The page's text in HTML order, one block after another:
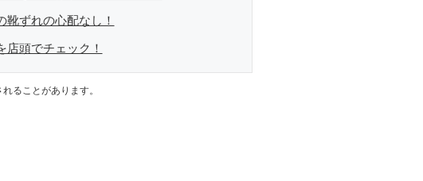
ずれの心配なし！
頭でチェック！
ることがあります。